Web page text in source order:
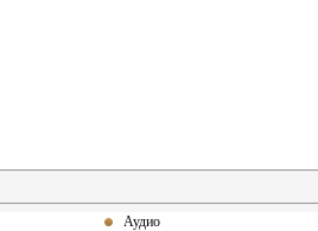
Аудио